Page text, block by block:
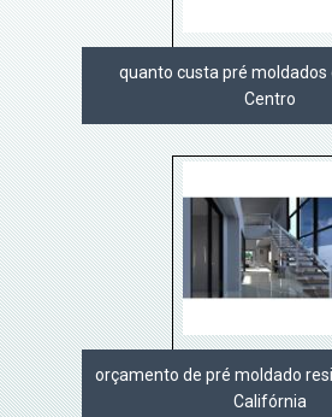
quanto custa pré moldados
Centro
orçamento de pré moldado
Califórnia